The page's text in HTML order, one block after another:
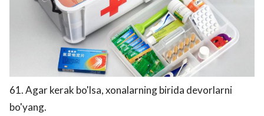
61. Agar kerak bo'lsa, xonalarning birida devorlarni
bo'yang.